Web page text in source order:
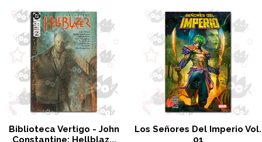
Biblioteca Vertigo - John
Constantine: Hellblaz...
Los Señores Del Imperio Vol.
01